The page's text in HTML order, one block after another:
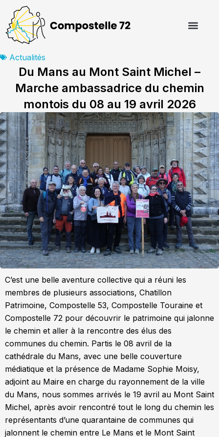
contenu
Actualités
Du Mans au Mont Saint Michel –
Marche ambassadrice du chemin
montois du 08 au 19 avril 2026
C’est une belle aventure collective qui a réuni les
membres de plusieurs associations, Chatillon
Patrimoine, Compostelle 53, Compostelle Touraine et
Compostelle 72 pour découvrir le patrimoine qui jalonne
le chemin et aller à la rencontre des élus des
communes du chemin. Partis le 08 avril de la
cathédrale du Mans, avec une belle couverture
médiatique et la présence de Madame Sophie Moisy,
adjoint au Maire en charge du rayonnement de la ville
du Mans, nous sommes arrivés le 19 avril au Mont Saint
Michel, après avoir rencontré tout le long du chemin les
représentants d’une quarantaine de communes qui
jalonnent le chemin entre Le Mans et le Mont Saint